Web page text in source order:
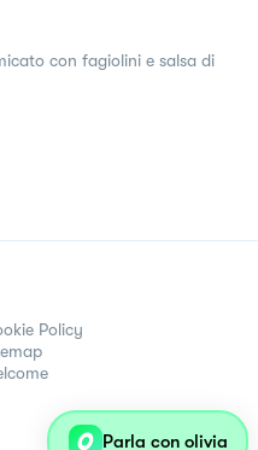
con fagiolini e salsa di
Policy
Parla con olivia